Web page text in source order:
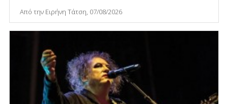
Από την Ειρήνη Τάτση, 07/08/2026